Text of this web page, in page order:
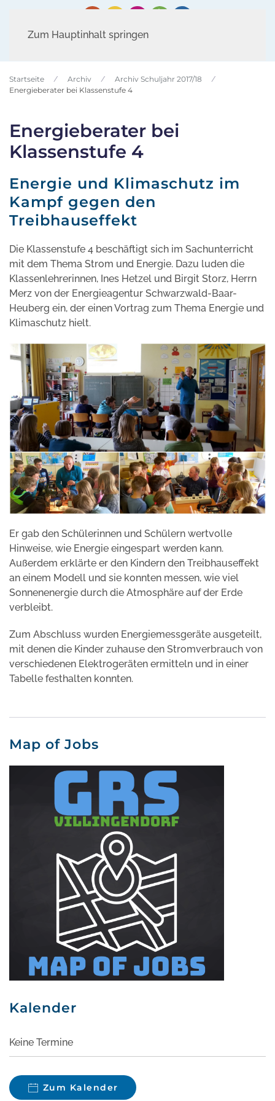
Zum Hauptinhalt springen
Startseite Archiv
Archiv Schuljahr 2017/18
Energieberater bei Klassenstufe 4
Energieberater bei
Klassenstufe 4
Energie und Klimaschutz im
Kampf gegen den
Treibhauseffekt
Die Klassenstufe 4 beschäftigt sich im Sachunterricht
mit dem Thema Strom und Energie. Dazu luden die
Klassenlehrerinnen, Ines Hetzel und Birgit Storz, Herrn
Merz von der Energieagentur Schwarzwald-Baar-
Heuberg ein, der einen Vortrag zum Thema Energie und
Klimaschutz hielt.
Er gab den Schülerinnen und Schülern wertvolle
Hinweise, wie Energie eingespart werden kann.
Außerdem erklärte er den Kindern den Treibhauseffekt
an einem Modell und sie konnten messen, wie viel
Sonnenenergie durch die Atmosphäre auf der Erde
verbleibt.
Zum Abschluss wurden Energiemessgeräte ausgeteilt,
mit denen die Kinder zuhause den Stromverbrauch von
verschiedenen Elektrogeräten ermitteln und in einer
Tabelle festhalten konnten.
Map of Jobs
Kalender
Keine Termine
Zum Kalender